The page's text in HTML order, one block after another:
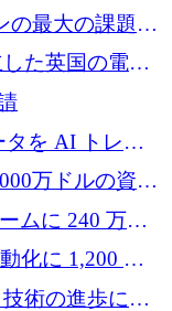
めに 47 万ユー
の最大の課題の
かた英国の電池
465 万ポンドを
タを AI トレー
ンドを獲得
万ドルの資金
ムに 240 万ド
化に 1,200 万
術の進歩に向